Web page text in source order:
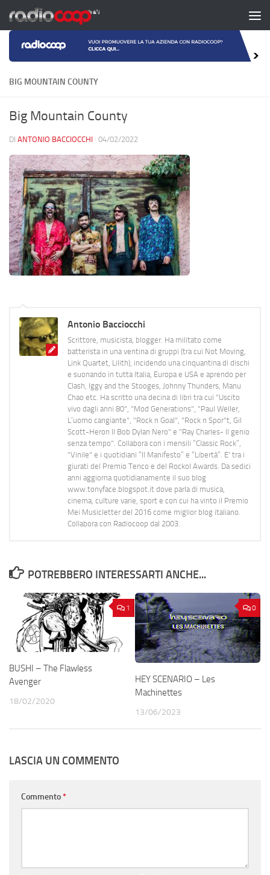
Salta al contenuto
BIG MOUNTAIN COUNTY
Big Mountain County
DI ANTONIO BACCIOCCHI · 04/02/2022
Antonio Bacciocchi
Scrittore, musicista, blogger. Ha militato come
batterista in una ventina di gruppi (tra cui Not Moving,
Link Quartet, Lilith), incidendo una cinquantina di dischi
e suonando in tutta Italia, Europa e USA e aprendo per
Clash, Iggy and the Stooges, Johnny Thunders, Manu
Chao etc. Ha scritto una decina di libri tra cui "Uscito
vivo dagli anni 80", "Mod Generations", "Paul Weller,
L’uomo cangiante", "Rock n Goal", "Rock n Spor"t, Gil
Scott-Heron Il Bob Dylan Nero" e "Ray Charles- Il genio
senza tempo". Collabora con i mensili “Classic Rock”,
"Vinile" e i quotidiani “Il Manifesto” e “Libertà”. E' tra i
giurati del Premio Tenco e del Rockol Awards. Da sedici
anni aggiorna quotidianamente il suo blog
www.tonyface.blogspot.it dove parla di musica,
cinema, culture varie, sport e con cui ha vinto il Premio
Mei Musicletter del 2016 come miglior blog italiano.
Collabora con Radiocoop dal 2003.
POTREBBERO INTERESSARTI ANCHE...
1
BUSHI – The Flawless
Avenger
18/02/2020
0
HEY SCENARIO – Les
Machinettes
13/06/2023
LASCIA UN COMMENTO
Commento*